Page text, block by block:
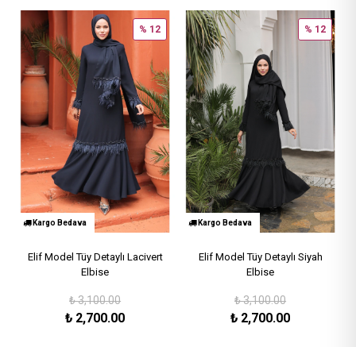
Kargo Bedava
Elif Model Tüy Detaylı Lacivert
Elbise
₺3,100.00
₺ 2,700.00
% 12
Kargo Bedava
Elif Model Tüy Detaylı Siyah
Elbise
₺3,100.00
₺ 2,700.00
% 12